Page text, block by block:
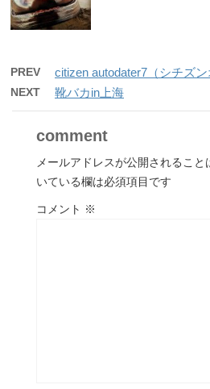
PREV citizen autodater7（シチズン
NEXT 靴バカin上海
comment
メールアドレスが公開されること
いている欄は必須項目です
コメント ※